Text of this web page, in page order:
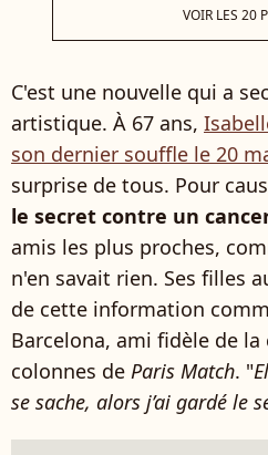
VOIR LES 20
C'est une nouvelle qui a
artistique. À 67 ans,
son dernier souffle le 20
surprise de tous. Pour
le secret contre un
amis les plus proches,
n'en savait rien. Ses filles
de cette information
Barcelona, ami fidèle de
colonnes de Paris Match. "
se sache, alors j’ai gardé le